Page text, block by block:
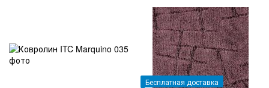
Бесплатная доставка